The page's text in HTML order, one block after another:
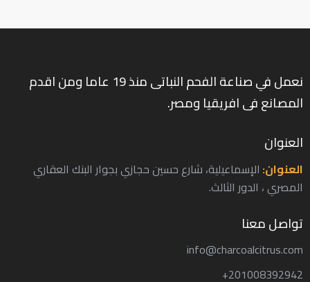
نعمل في صناعة الفحم النباتى منذ 19 عاما ومن اقدم
المصانع فى افريقيا ومصر.
العنوان
العنوان: الإسماعيلية، شارع حسين حجازي بجوار البنك العقاري
المصري ، الدور الثالث.
تواصل معنا
info@charcoalcitrus.com
201008392942+